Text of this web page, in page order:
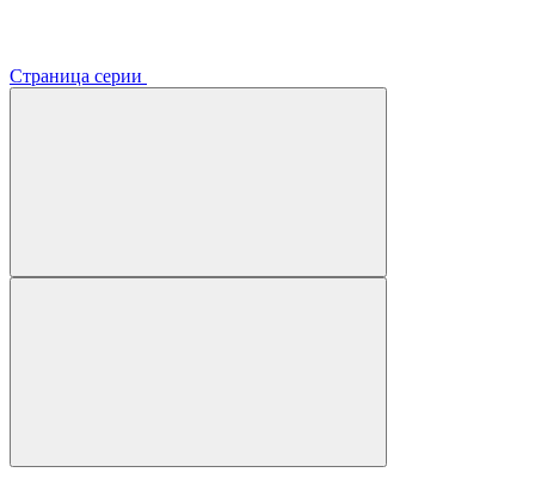
Страница серии